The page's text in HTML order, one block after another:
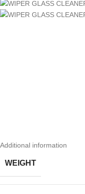
Additional information
WEIGHT